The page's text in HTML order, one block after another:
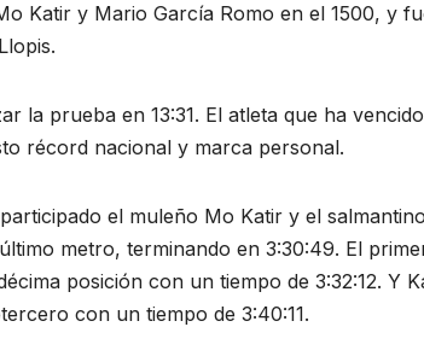
Katir y Mario García Romo en el 1500, y
la prueba en 13:31. El atleta que ha
récord nacional y marca personal.
el muleño Mo Katir y el
metro, terminando en 3:30:49. El
posición con un tiempo de 3:32:12. Y
con un tiempo de 3:40:11.